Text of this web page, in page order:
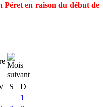
en raison du début
S
D
1